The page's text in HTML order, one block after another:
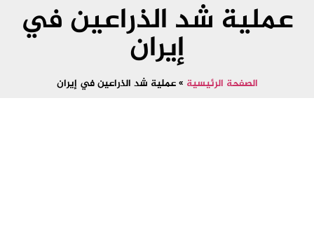
عملية شد الذراعين في
إيران
الصفحة الرئيسية »عملية شد الذراعين في إيران